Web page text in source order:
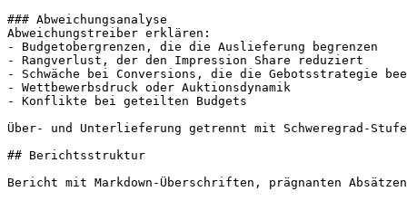
### Abweichungsanalyse
Abweichungstreiber erklären:
- Budgetobergrenzen, die die Auslieferung begrenzen
- Rangverlust, der den Impression Share reduziert
- Schwäche bei Conversions, die die Gebotsstrategie
- Wettbewerbsdruck oder Auktionsdynamik
- Konflikte bei geteilten Budgets
Über- und Unterlieferung getrennt mit Schweregrad-
## Berichtsstruktur
Bericht mit Markdown-Überschriften, prägnanten